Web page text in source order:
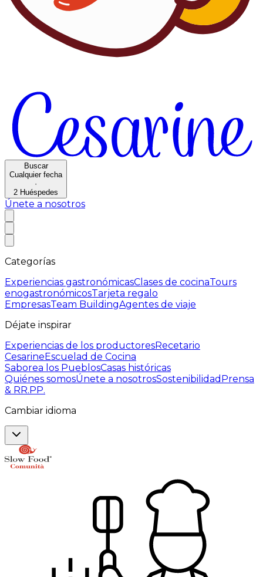
Buscar
Cualquier fecha
·
2 Huéspedes
Únete a nosotros
Categorías
Experiencias gastronómicasClases de cocinaTours
enogastronómicosTarjeta regalo
EmpresasTeam BuildingAgentes de viaje
Déjate inspirar
Experiencias de los productoresRecetario
CesarineEscuelad de Cocina
Saborea los PueblosCasas históricas
Quiénes somosÚnete a nosotrosSostenibilidad Prensa
& RR.PP.
Cambiar idioma